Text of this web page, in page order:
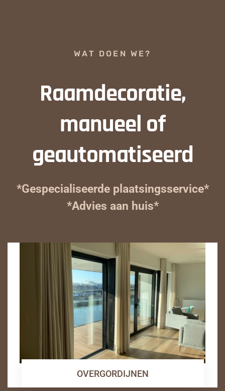
WAT DOEN WE?
Raamdecoratie,
manueel of
geautomatiseerd
*Gespecialiseerde plaatsingsservice*
*Advies aan huis*
OVERGORDIJNEN